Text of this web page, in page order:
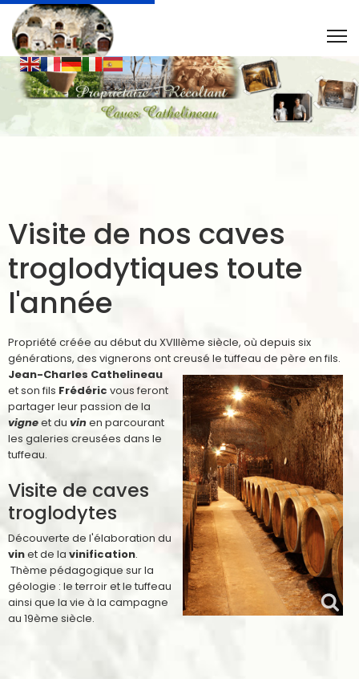
Visite de nos caves
troglodytiques toute
l'année
Propriété créée au début du XVIIIème siècle, où depuis six
générations, des vignerons ont creusé le tuffeau de père en fils.
Jean-Charles Cathelineau
et son fils Frédéric vous feront
partager leur passion de la
vigneet du vinen parcourant
les galeries creusées dans le
tuffeau.
Visite de caves
troglodytes
Découverte de l'élaboration du
vinet de la vinification.
Thème pédagogique sur la
géologie : le terroir et le tuffeau
ainsi que la vie à la campagne
au 19ème siècle.